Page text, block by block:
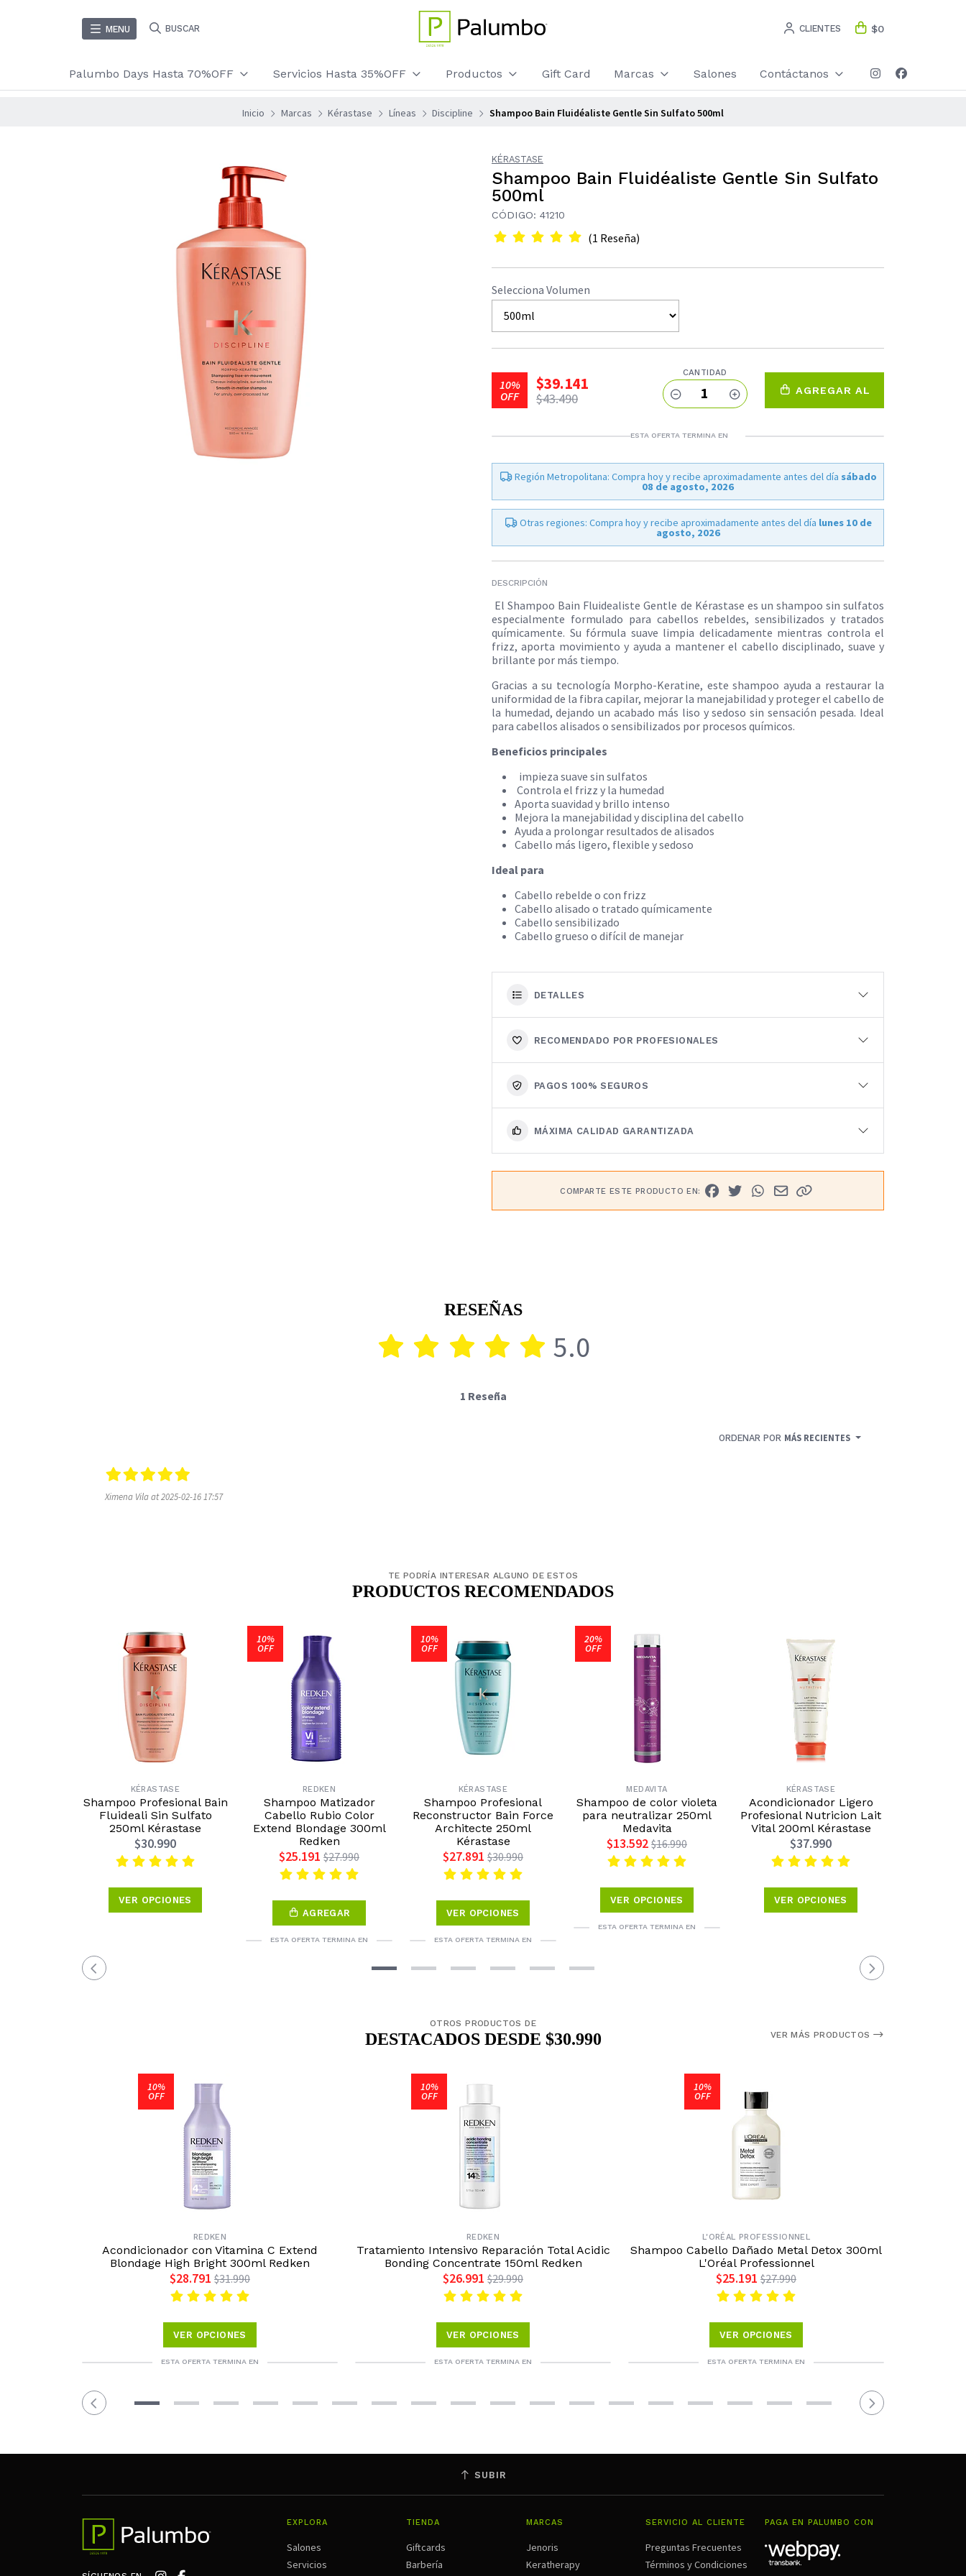
MENU BUSCAR CLIENTES $0
Palumbo Days Hasta 70%OFF Servicios Hasta 35%OFF Productos Gift Card Marcas Salones Contáctanos
Inicio Marcas Kérastase Líneas Discipline Shampoo Bain Fluidéaliste Gentle Sin Sulfato 500ml
KÉRASTASE
Shampoo Bain Fluidéaliste Gentle Sin Sulfato
500ml
CÓDIGO: 41210
(1 Reseña)
Selecciona Volumen
10%
OFF
$39.141
$43.490
CANTIDAD
1 AGREGAR AL
ESTA OFERTA TERMINA EN
Región Metropolitana: Compra hoy y recibe aproximadamente antes del día sábado
08 de agosto, 2026
Otras regiones: Compra hoy y recibe aproximadamente antes del día lunes 10 de
agosto, 2026
DESCRIPCIÓN
El Shampoo Bain Fluidealiste Gentle de Kérastase es un shampoo sin sulfatos
especialmente formulado para cabellos rebeldes, sensibilizados y tratados
químicamente. Su fórmula suave limpia delicadamente mientras controla el
frizz, aporta movimiento y ayuda a mantener el cabello disciplinado, suave y
brillante por más tiempo.
Gracias a su tecnología Morpho-Keratine, este shampoo ayuda a restaurar la
uniformidad de la fibra capilar, mejorar la manejabilidad y proteger el cabello de
la humedad, dejando un acabado más liso y sedoso sin sensación pesada. Ideal
para cabellos alisados o sensibilizados por procesos químicos.
Beneficios principales
impieza suave sin sulfatos
Controla el frizz y la humedad
Aporta suavidad y brillo intenso
Mejora la manejabilidad y disciplina del cabello
Ayuda a prolongar resultados de alisados
Cabello más ligero, flexible y sedoso
Ideal para
Cabello rebelde o con frizz
Cabello alisado o tratado químicamente
Cabello sensibilizado
Cabello grueso o difícil de manejar
DETALLES
RECOMENDADO POR PROFESIONALES
PAGOS 100% SEGUROS
MÁXIMA CALIDAD GARANTIZADA
COMPARTE ESTE PRODUCTO EN:
RESEÑAS
5.0
1 Reseña
ORDENAR POR MÁS RECIENTES
Ximena Vila at 2025-02-16 17:57
TE PODRÍA INTERESAR ALGUNO DE ESTOS
PRODUCTOS RECOMENDADOS
KÉRASTASE
Shampoo Profesional Bain
Fluideali Sin Sulfato
250ml Kérastase
$30.990
VER OPCIONES
10%
OFF
REDKEN
Shampoo Matizador
Cabello Rubio Color
Extend Blondage 300ml
Redken
$25.191 $27.990
AGREGAR
ESTA OFERTA TERMINA EN
10%
OFF
KÉRASTASE
Shampoo Profesional
Reconstructor Bain Force
Architecte 250ml
Kérastase
$27.891 $30.990
VER OPCIONES
ESTA OFERTA TERMINA EN
20%
OFF
MEDAVITA
Shampoo de color violeta
para neutralizar 250ml
Medavita
$13.592 $16.990
VER OPCIONES
ESTA OFERTA TERMINA EN
KÉRASTASE
Acondicionador Ligero
Profesional Nutricion Lait
Vital 200ml Kérastase
$37.990
VER OPCIONES
OTROS PRODUCTOS DE
DESTACADOS DESDE $30.990 VER MÁS PRODUCTOS
10%
OFF
REDKEN
Acondicionador con Vitamina C Extend
Blondage High Bright 300ml Redken
$28.791 $31.990
VER OPCIONES
ESTA OFERTA TERMINA EN
10%
OFF
REDKEN
Tratamiento Intensivo Reparación Total Acidic
Bonding Concentrate 150ml Redken
$26.991 $29.990
VER OPCIONES
ESTA OFERTA TERMINA EN
10%
OFF
L'ORÉAL PROFESSIONNEL
Shampoo Cabello Dañado Metal Detox 300ml
L'Oréal Professionnel
$25.191 $27.990
VER OPCIONES
ESTA OFERTA TERMINA EN
SUBIR
EXPLORA
Salones
Servicios
TIENDA
Giftcards
Barbería
MARCAS
Jenoris
Keratherapy
SERVICIO AL CLIENTE
Preguntas Frecuentes
Términos y Condiciones
PAGA EN PALUMBO CON